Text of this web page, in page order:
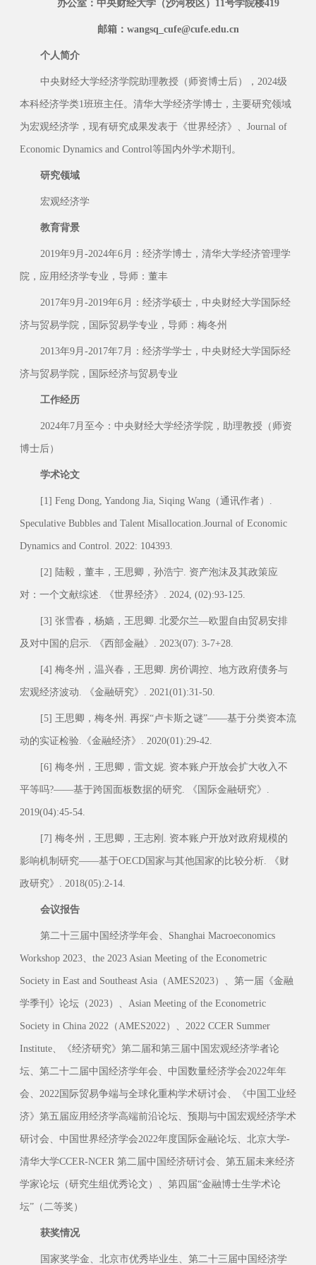
办公室：中央财经大学（沙河校区）11号学院楼419
邮箱：wangsq_cufe@cufe.edu.cn
个人简介
中央财经大学经济学院助理教授（师资博士后），2024级
本科经济学类1班班主任。清华大学经济学博士，主要研究领域
为宏观经济学，现有研究成果发表于《世界经济》、Journal of
Economic Dynamics and Control等国内外学术期刊。
研究领域
宏观经济学
教育背景
2019年9月-2024年6月：经济学博士，清华大学经济管理学
院，应用经济学专业，导师：董丰
2017年9月-2019年6月：经济学硕士，中央财经大学国际经
济与贸易学院，国际贸易学专业，导师：梅冬州
2013年9月-2017年7月：经济学学士，中央财经大学国际经
济与贸易学院，国际经济与贸易专业
工作经历
2024年7月至今：中央财经大学经济学院，助理教授（师资
博士后）
学术论文
[1] Feng Dong, Yandong Jia, Siqing Wang（通讯作者）.
Speculative Bubbles and Talent Misallocation.Journal of Economic
Dynamics and Control. 2022: 104393.
[2] 陆毅，董丰，王思卿，孙浩宁. 资产泡沫及其政策应
对：一个文献综述. 《世界经济》. 2024, (02):93-125.
[3] 张雪春，杨嫱，王思卿. 北爱尔兰—欧盟自由贸易安排
及对中国的启示. 《西部金融》. 2023(07): 3-7+28.
[4] 梅冬州，温兴春，王思卿. 房价调控、地方政府债务与
宏观经济波动. 《金融研究》. 2021(01):31-50.
[5] 王思卿，梅冬州. 再探“卢卡斯之谜”——基于分类资本流
动的实证检验.《金融经济》. 2020(01):29-42.
[6] 梅冬州，王思卿，雷文妮. 资本账户开放会扩大收入不
平等吗?——基于跨国面板数据的研究. 《国际金融研究》.
2019(04):45-54.
[7] 梅冬州，王思卿，王志刚. 资本账户开放对政府规模的
影响机制研究——基于OECD国家与其他国家的比较分析. 《财
政研究》. 2018(05):2-14.
会议报告
第二十三届中国经济学年会、Shanghai Macroeconomics
Workshop 2023、the 2023 Asian Meeting of the Econometric
Society in East and Southeast Asia（AMES2023）、第一届《金融
学季刊》论坛（2023）、Asian Meeting of the Econometric
Society in China 2022（AMES2022）、2022 CCER Summer
Institute、《经济研究》第二届和第三届中国宏观经济学者论
坛、第二十二届中国经济学年会、中国数量经济学会2022年年
会、2022国际贸易争端与全球化重构学术研讨会、《中国工业经
济》第五届应用经济学高端前沿论坛、预期与中国宏观经济学术
研讨会、中国世界经济学会2022年度国际金融论坛、北京大学-
清华大学CCER-NCER 第二届中国经济研讨会、第五届未来经济
学家论坛（研究生组优秀论文）、第四届“金融博士生学术论
坛”（二等奖）
获奖情况
国家奖学金、北京市优秀毕业生、第二十三届中国经济学